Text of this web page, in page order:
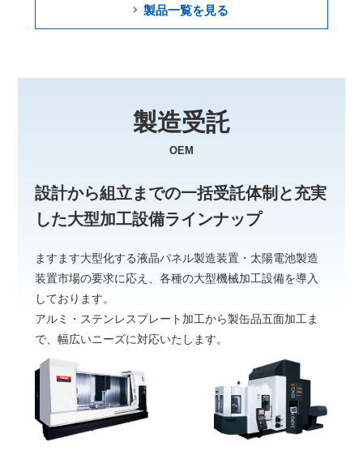
製品一覧を見る
製造受託
OEM
設計から組立までの一括受託体制と充実
した大型加工設備ラインナップ
ますます大型化する液晶パネル製造装置・太陽電池製造
装置市場の要求に応え、 各種の大型機械加工設備を導入
しております。
アルミ・ステンレスプレート加工から製缶品五面加工ま
で、 幅広いニーズに対応いたします。